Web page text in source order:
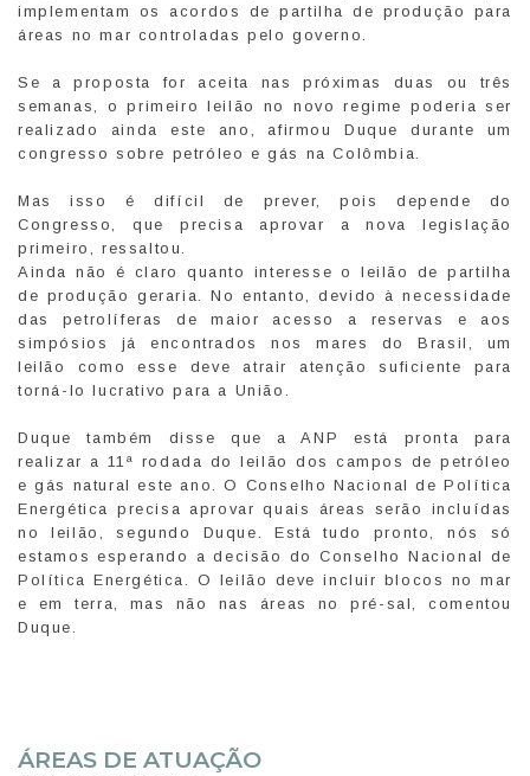
implementam os acordos de partilha de produção para
áreas no mar controladas pelo governo.
Se a proposta for aceita nas próximas duas ou três
semanas, o primeiro leilão no novo regime poderia ser
realizado ainda este ano, afirmou Duque durante um
congresso sobre petróleo e gás na Colômbia.
Mas isso é difícil de prever, pois depende do
Congresso, que precisa aprovar a nova legislação
primeiro, ressaltou.
Ainda não é claro quanto interesse o leilão de partilha
de produção geraria. No entanto, devido à necessidade
das petrolíferas de maior acesso a reservas e aos
simpósios já encontrados nos mares do Brasil, um
leilão como esse deve atrair atenção suficiente para
torná-lo lucrativo para a União.
Duque também disse que a ANP está pronta para
realizar a 11ª rodada do leilão dos campos de petróleo
e gás natural este ano. O Conselho Nacional de Política
Energética precisa aprovar quais áreas serão incluídas
no leilão, segundo Duque. Está tudo pronto, nós só
estamos esperando a decisão do Conselho Nacional de
Política Energética. O leilão deve incluir blocos no mar
e em terra, mas não nas áreas no pré-sal, comentou
Duque.
ÁREAS DE ATUAÇÃO